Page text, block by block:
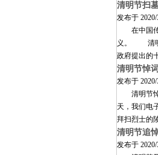
清明节扫
发布于
在中国传
义。 清明
政府提出的
清明节悼词
发布于
清明节悼
天，我们电
拜扫烈士的
清明节追
发布于